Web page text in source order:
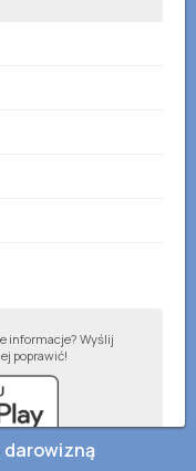
informacje? Wyślij
poprawić!
darowizną